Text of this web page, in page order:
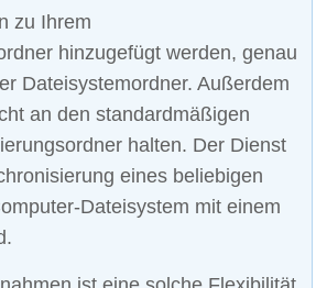
zu Ihrem
hinzugefügt werden, genau
Dateisystemordner. Außerdem
an den standardmäßigen
halten. Der Dienst
eines beliebigen
Dateisystem mit einem